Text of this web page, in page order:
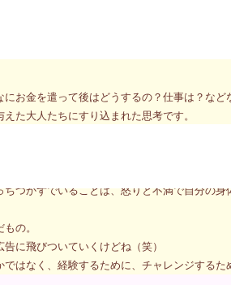
お金を遣って後はどうするの？仕事は？な
た大人たちにすり込まれた思考です。
つかずでいることは、怒りと不満で自分の
の。
に飛びついていくけどね（笑）
はなく、経験するために、チャレンジする